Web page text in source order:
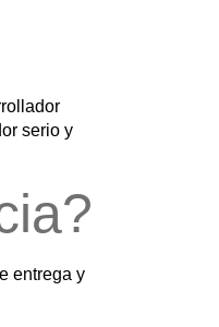
serio y
entrega y